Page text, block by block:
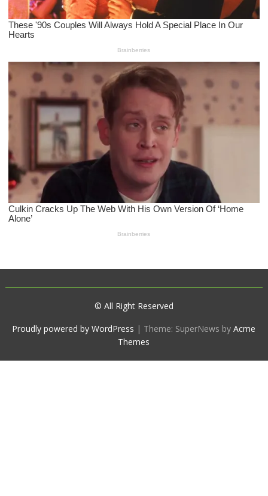
© All Right Reserved
Proudly powered by WordPress | Theme: SuperNews byAcme
Themes